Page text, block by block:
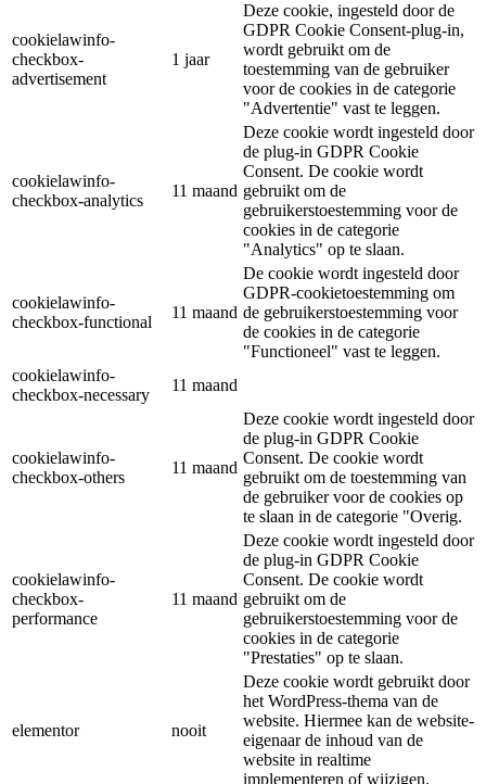
cookielawinfo-
checkbox-
advertisement
1 jaar
Deze cookie, ingesteld door de
GDPR Cookie Consent-plug-in,
wordt gebruikt om de
toestemming van de gebruiker
voor de cookies in de categorie
"Advertentie" vast te leggen.
cookielawinfo-
checkbox-analytics
11 maand
Deze cookie wordt ingesteld door
de plug-in GDPR Cookie
Consent. De cookie wordt
gebruikt om de
gebruikerstoestemming voor de
cookies in de categorie
"Analytics" op te slaan.
cookielawinfo-
checkbox-functional
11 maand
De cookie wordt ingesteld door
GDPR-cookietoestemming om
de gebruikerstoestemming voor
de cookies in de categorie
"Functioneel" vast te leggen.
cookielawinfo-
checkbox-necessary
11 maand
cookielawinfo-
checkbox-others
11 maand
Deze cookie wordt ingesteld door
de plug-in GDPR Cookie
Consent. De cookie wordt
gebruikt om de toestemming van
de gebruiker voor de cookies op
te slaan in de categorie "Overig.
cookielawinfo-
checkbox-
performance
11 maand
Deze cookie wordt ingesteld door
de plug-in GDPR Cookie
Consent. De cookie wordt
gebruikt om de
gebruikerstoestemming voor de
cookies in de categorie
"Prestaties" op te slaan.
elementor nooit
Deze cookie wordt gebruikt door
het WordPress-thema van de
website. Hiermee kan de website-
eigenaar de inhoud van de
website in realtime
implementeren of wijzigen.